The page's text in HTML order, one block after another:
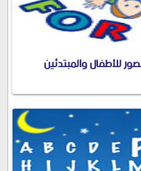
للأطفال والمبتدئين